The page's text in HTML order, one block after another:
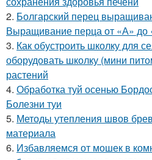
2. Болгарский перец
Выращивание перца от «А» до
3. Как обустроить школку для
оборудовать школку (мини
растений
4. Обработка туй осенью
Болезни туи
5. Методы утепления швов
материала
6. Избавляемся от мошек в